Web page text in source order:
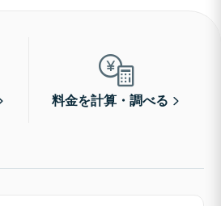
料金を計算・調べる